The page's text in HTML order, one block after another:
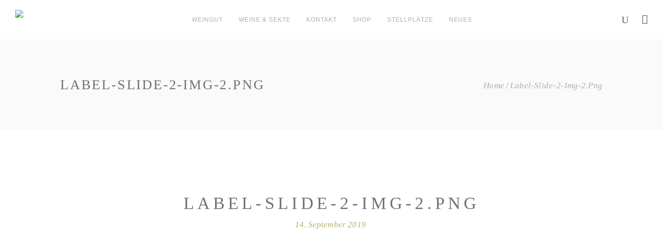
WEINGUT WEINE & SEKTE KONTAKT SHOP STELLPLÄTZE NEUES
LABEL-SLIDE-2-IMG-2.PNG Home Label-Slide-2-Img-2.png
LABEL-SLIDE-2-IMG-2.PNG
14. September 2019